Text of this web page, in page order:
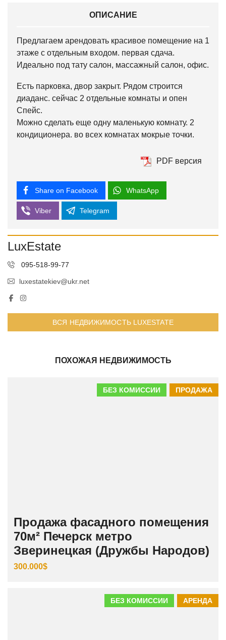
ОПИСАНИЕ
Предлагаем арендовать красивое помещение на 1
этаже с отдельным входом. первая сдача.
Идеально под тату салон, массажный салон, офис.
Есть парковка, двор закрыт. Рядом строится
диаданс. сейчас 2 отдельные комнаты и опен
Спейс.
Можно сделать еще одну маленькую комнату. 2
кондиционера. во всех комнатах мокрые точки.
PDF версия
Share on Facebook WhatsApp
Viber Telegram
LuxEstate
095-518-99-77
luxestatekiev@ukr.net
ВСЯ НЕДВИЖИМОСТЬ LUXESTATE
ПОХОЖАЯ НЕДВИЖИМОСТЬ
ПРОДАЖА
БЕЗ КОМИССИИ
Продажа фасадного помещения
70м² Печерск метро
Зверинецкая (Дружбы Народов)
300.000$
АРЕНДА
БЕЗ КОМИССИИ